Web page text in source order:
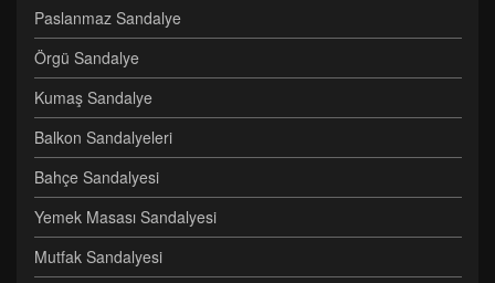
Paslanmaz Sandalye
Örgü Sandalye
Kumaş Sandalye
Balkon Sandalyeleri
Bahçe Sandalyesi
Yemek Masası Sandalyesi
Mutfak Sandalyesi